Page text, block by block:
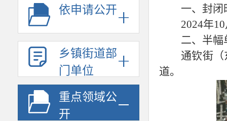
依申请公开
乡镇街道部
门单位
重点领域公
开
一、 封闭
2024年
二、 半幅
通钦街
道。